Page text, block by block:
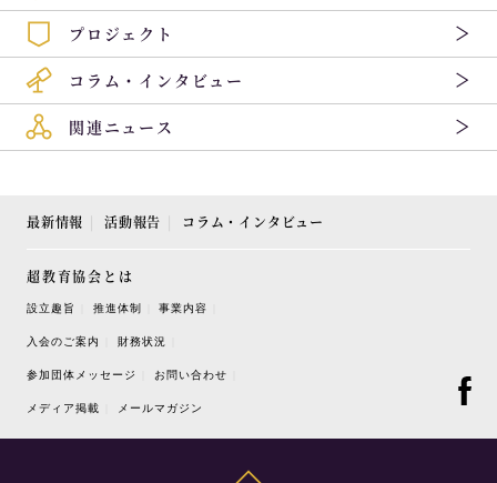
プロジェクト
コラム・インタビュー
関連ニュース
最新情報 活動報告 コラム・インタビュー
超教育協会とは
設立趣旨 推進体制 事業内容
入会のご案内 財務状況
参加団体メッセージ お問い合わせ
メディア掲載 メールマガジン